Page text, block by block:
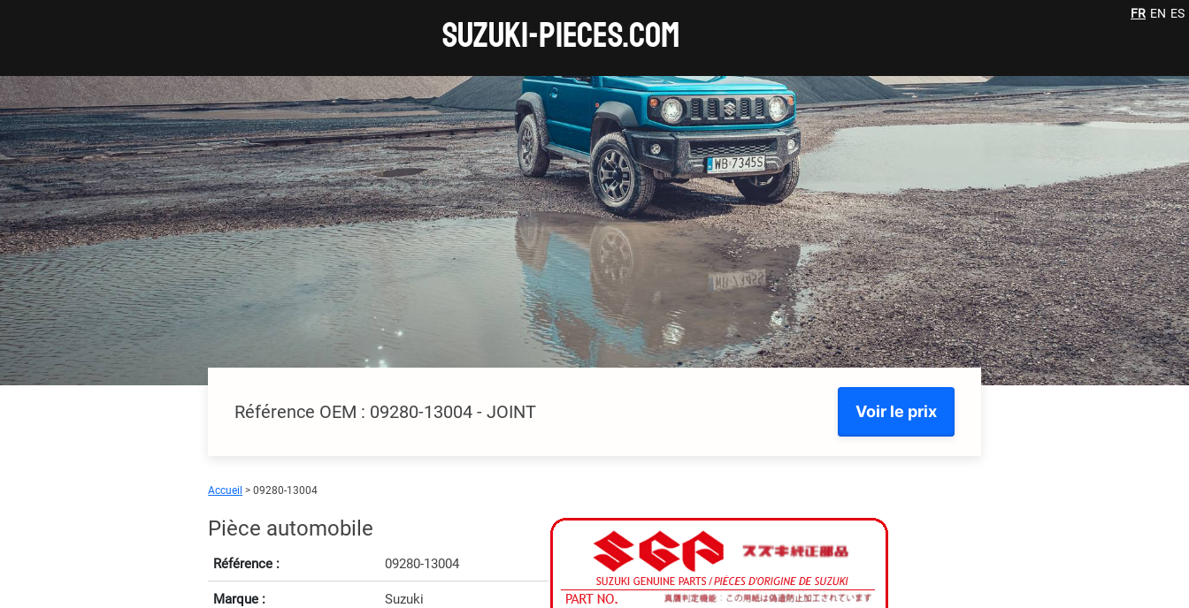
SUZUKI-pieces.com FR EN ES
Référence OEM : 09280-13004 - JOINT Voir le prix
Accueil > 09280-13004
Pièce automobile
Référence : 09280-13004
Marque : Suzuki